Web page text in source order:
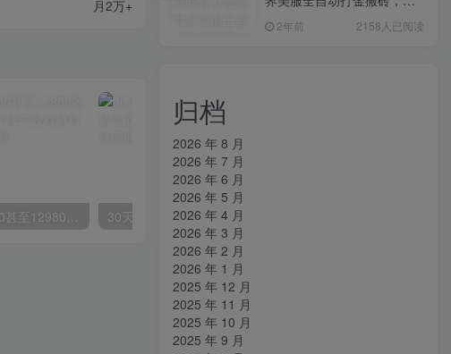
月2万+
外面要价高达3980甚至12980的货拉拉搬运项目，保姆式教程解析全过程
姆级教学
2年前 2158人已阅读
归档
2026 年 8 月
2026 年 7 月
2026 年 6 月
2026 年 5 月
2026 年 4 月
2026 年 3 月
2026 年 2 月
2026 年 1 月
2025 年 12 月
2025 年 11 月
2025 年 10 月
2025 年 9 月